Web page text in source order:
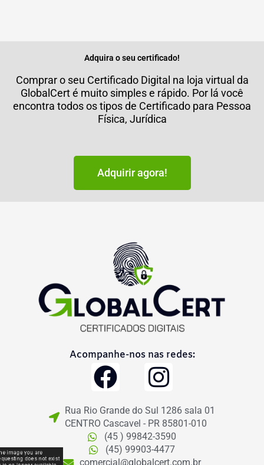
Adquira o seu certificado!
Comprar o seu Certificado Digital na loja virtual da
GlobalCert é muito simples e rápido. Por lá você
encontra todos os tipos de Certificado para Pessoa
Física, Jurídica
Adquirir agora!
Acompanhe-nos nas redes:
F
a
c
e
I
n
s
t
Rua Rio Grande do Sul 1286 sala 01
CENTRO Cascavel - PR 85801-010
(45 ) 99842-3590
(45) 99903-4477
comercial@globalcert.com.br